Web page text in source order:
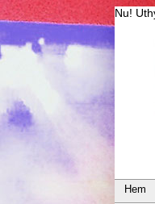
Nu!
Hem